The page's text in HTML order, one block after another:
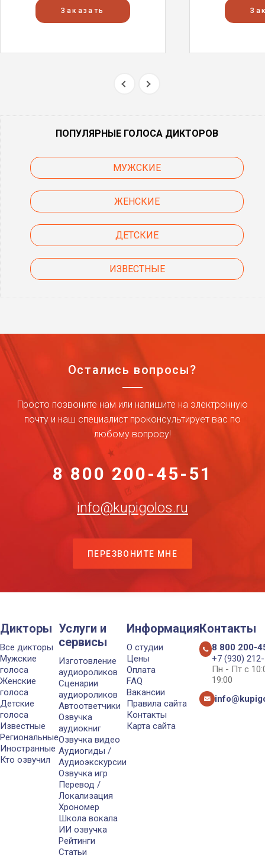
Заказать
ПОПУЛЯРНЫЕ ГОЛОСА ДИКТОРОВ
МУЖСКИЕ
ЖЕНСКИЕ
ДЕТСКИЕ
ИЗВЕСТНЫЕ
Остались вопросы?
Просто позвоните нам или напишите на электронную
почту и наш специалист проконсультирует вас по
любому вопросу!
8 800 200-45-51
info@kupigolos.ru
ПЕРЕЗВОНИТЕ МНЕ
Дикторы
Все дикторы
Мужские
голоса
Женские
голоса
Детские
голоса
Известные
Региональные
Иностранные
Кто озвучил
Услуги и
сервисы
Изготовление
аудиороликов
Сценарии
аудиороликов
Автоответчики
Озвучка
аудиокниг
Озвучка видео
Аудиогиды /
Аудиоэкскурсии
Озвучка игр
Перевод /
Локализация
Хрономер
Школа вокала
ИИ озвучка
Рейтинги
Статьи
Информация
О студии
Цены
Оплата
FAQ
Вакансии
Правила сайта
Контакты
Карта сайта
Контакты
8 800 200-
+7 (930)
Пн - Пт с
19:00